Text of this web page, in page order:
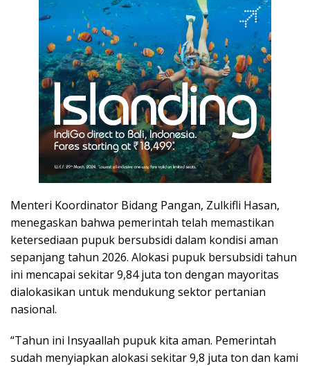
Menteri Koordinator Bidang Pangan, Zulkifli Hasan,
menegaskan bahwa pemerintah telah memastikan
ketersediaan pupuk bersubsidi dalam kondisi aman
sepanjang tahun 2026. Alokasi pupuk bersubsidi tahun
ini mencapai sekitar 9,84 juta ton dengan mayoritas
dialokasikan untuk mendukung sektor pertanian
nasional.
“Tahun ini Insyaallah pupuk kita aman. Pemerintah
sudah menyiapkan alokasi sekitar 9,8 juta ton dan kami